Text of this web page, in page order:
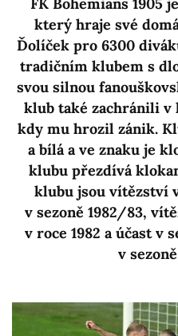
který hraje své
Ďolíček pro 6300
tradičním klubem s
svou silnou
klub také zachránili
kdy mu hrozil zánik.
a bílá a ve znaku je
klubu přezdívá
klubu jsou vítězství
v sezoně 1982/83,
v roce 1982 a účast v
v